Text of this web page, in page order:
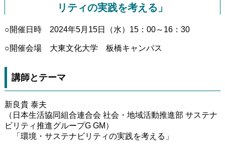
リティの実践を考える」
○開催日時 2024年5月15日（水）15：00～16：30
○開催会場 大東文化大学 板橋キャンパス
講師とテーマ
新良貴 泰夫
（日本生活協同組合連合会 社会・地域活動推進部 サステナ
ビリティ推進グループG GM）
「環境・サステナビリティの実践を考える」